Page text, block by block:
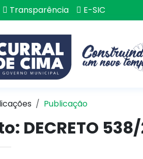
Transparência E-SIC
Publicação
DECRETO